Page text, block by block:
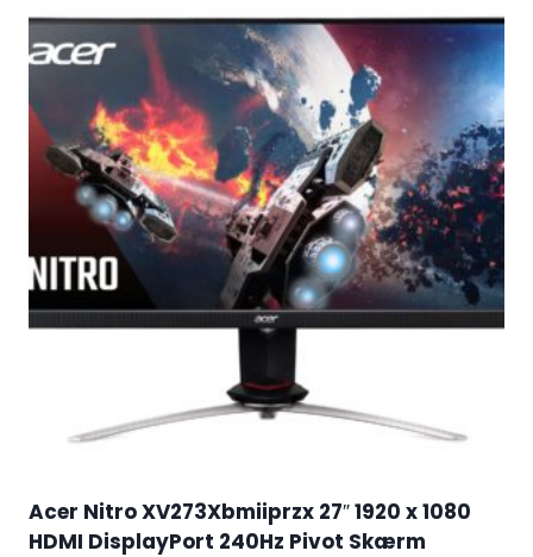
Acer Nitro XV273Xbmiiprzx 27″ 1920 x 1080
HDMI DisplayPort 240Hz Pivot Skærm